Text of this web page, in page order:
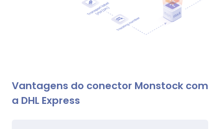
Vantagens do conector Monstock com
a DHL Express